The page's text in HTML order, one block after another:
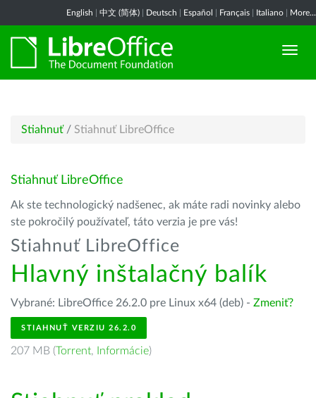
English 中文 (简体) Deutsch Español Français Italiano More...
Stiahnuť / Stiahnuť LibreOffice
Stiahnuť LibreOffice
Ak ste technologický nadšenec, ak máte radi novinky alebo
ste pokročilý používateľ, táto verzia je pre vás!
Stiahnuť LibreOffice
Hlavný inštalačný balík
Vybrané: LibreOffice 26.2.0 pre Linux x64 (deb) - Zmeniť?
STIAHNUŤ VERZIU 26.2.0
207 MB (Torrent, Informácie)